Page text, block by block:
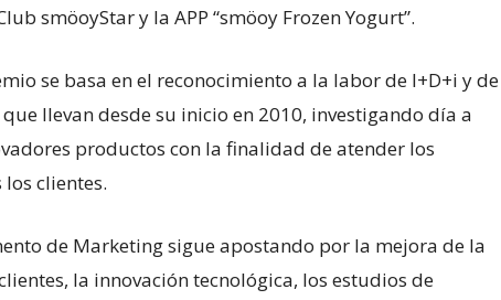
smöoyStar y la APP “smöoy Frozen Yogurt”.
se basa en el reconocimiento a la labor de I+D+i y de
llevan desde su inicio en 2010, investigando día a
productos con la finalidad de atender los
clientes.
de Marketing sigue apostando por la mejora de la
la innovación tecnológica, los estudios de